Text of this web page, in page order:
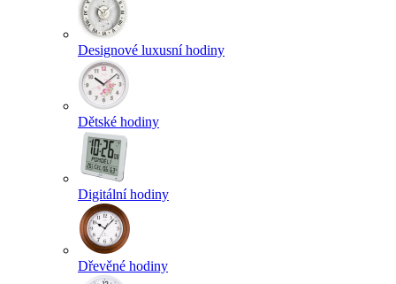
Designové luxusní hodiny
Dětské hodiny
Digitální hodiny
Dřevěné hodiny